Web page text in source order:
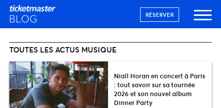
RÉSERVER
TOUTES LES ACTUS MUSIQUE
Niall Horan en concert à Paris
: tout savoir sur sa tournée
2026 et son nouvel album
Dinner Party